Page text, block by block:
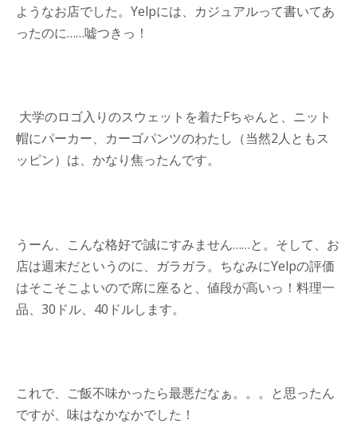
ようなお店でした。Yelpには、カジュアルって書いてあ
ったのに……嘘つきっ！
大学のロゴ入りのスウェットを着たFちゃんと、ニット
帽にパーカー、カーゴパンツのわたし（当然2人ともス
ッピン）は、かなり焦ったんです。
うーん、こんな格好で誠にすみません……と。そして、お
店は週末だというのに、ガラガラ。ちなみにYelpの評価
はそこそこよいので席に座ると、値段が高いっ！料理一
品、30ドル、40ドルします。
これで、ご飯不味かったら最悪だなぁ。。。と思ったん
ですが、味はなかなかでした！